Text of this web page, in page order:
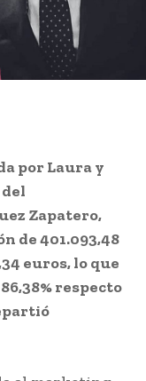
por Laura y
Zapatero,
de 401.093,48
euros, lo que
respecto